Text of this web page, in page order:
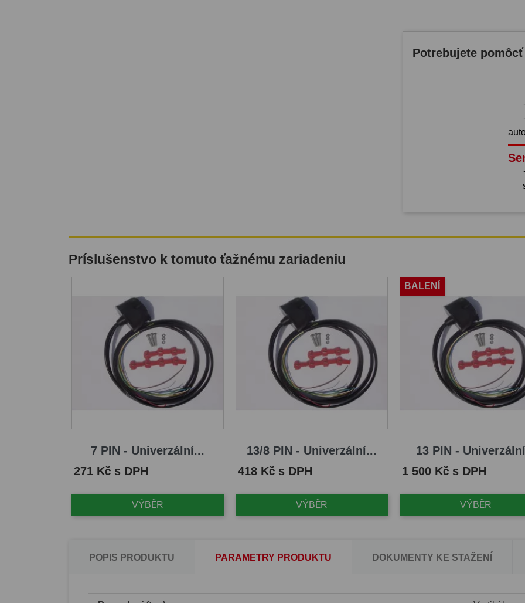
Potrebujete
Príslušenstvo k tomuto ťažnému zariadeniu
7 PIN - Univerzální...
Cena
271 Kč s DPH
VÝBĚR
13/8 PIN - Univerzální...
Cena
418 Kč s DPH
VÝBĚR
13 PIN -
Cena
1 500 Kč s DPH
VÝBĚR
BALENÍ
POPIS PRODUKTU PARAMETRY PRODUKTU DOKUMENTY KE STAŽENÍ